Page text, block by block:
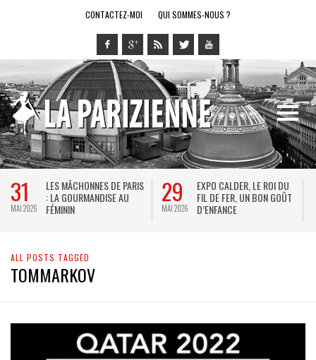
CONTACTEZ-MOI QUI SOMMES-NOUS ?
31
MAI 2026
LES MÂCHONNES DE PARIS
: LA GOURMANDISE AU
FÉMININ
29
MAI 2026
EXPO CALDER, LE ROI DU
FIL DE FER, UN BON GOÛT
D’ENFANCE
ALL POSTS TAGGED
TOMMARKOV